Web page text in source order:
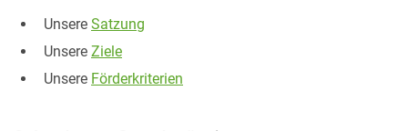
Unsere Satzung
Unsere Ziele
Unsere Förderkriterien